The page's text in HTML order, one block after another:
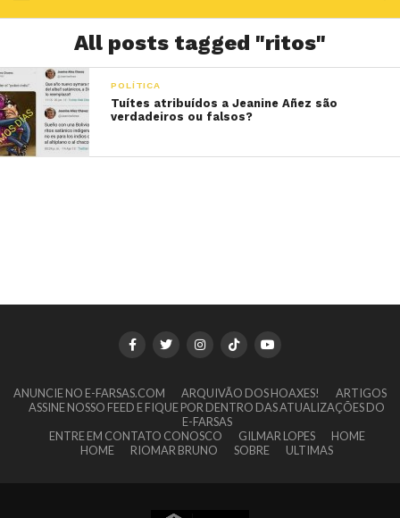
All posts tagged "ritos"
POLÍTICA
Tuítes atribuídos a Jeanine Añez são
verdadeiros ou falsos?
ANUNCIE NO E-FARSAS.COM ARQUIVÃO DOS HOAXES!
ARTIGOS
ASSINE NOSSO FEED E FIQUE POR DENTRO DAS ATUALIZAÇÕES DO
E-FARSAS
ENTRE EM CONTATO CONOSCO
GILMAR LOPES
HOME
HOME
RIOMAR BRUNO SOBRE ULTIMAS